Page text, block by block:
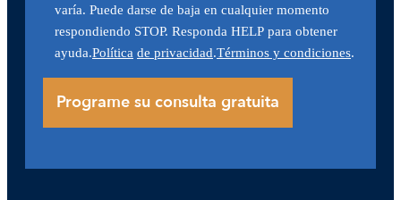
varía. Puede darse de baja en cualquier momento
respondiendo STOP. Responda HELP para obtener
ayuda.Política de privacidad.Términos y condiciones.